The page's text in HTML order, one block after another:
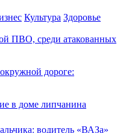
Культура Здоровье
ПВО, среди атакованных
дороге:
в доме липчанина
водитель «ВАЗа»